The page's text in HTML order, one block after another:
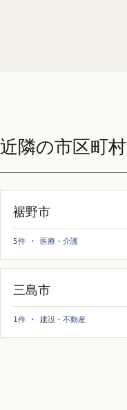
近隣の市区町村
裾野市
5件 · 医療・介護
三島市
1件 · 建設・不動産